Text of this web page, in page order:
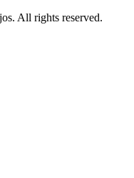
All rights reserved.